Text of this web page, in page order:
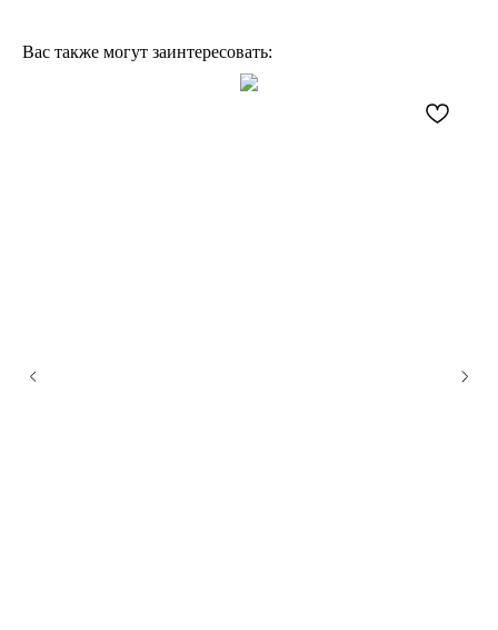
Вас также могут заинтересовать: